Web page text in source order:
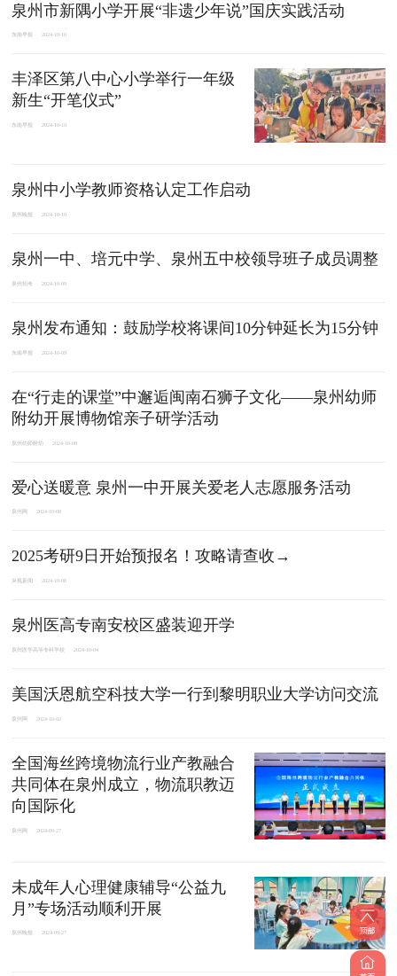
泉州市新隅小学开展“非遗少年说”国庆实践活动
东南早报 2024-10-10
丰泽区第八中心小学举行一年级
新生“开笔仪式”
东南早报 2024-10-10
泉州中小学教师资格认定工作启动
泉州晚报 2024-10-10
泉州一中、培元中学、泉州五中校领导班子成员调整
泉州招考 2024-10-09
泉州发布通知：鼓励学校将课间10分钟延长为15分钟
东南早报 2024-10-09
在“行走的课堂”中邂逅闽南石狮子文化——泉州幼师
附幼开展博物馆亲子研学活动
泉州幼师附幼 2024-10-08
爱心送暖意 泉州一中开展关爱老人志愿服务活动
泉州网 2024-10-08
2025考研9日开始预报名！攻略请查收→
央视新闻 2024-10-08
泉州医高专南安校区盛装迎开学
泉州医学高等专科学校 2024-10-04
​美国沃恩航空科技大学一行到黎明职业大学访问交流
泉州网 2024-10-02
全国海丝跨境物流行业产教融合
共同体在泉州成立，物流职教迈
向国际化
泉州网 2024-09-27
未成年人心理健康辅导“公益九
月”专场活动顺利开展
泉州晚报 2024-09-27